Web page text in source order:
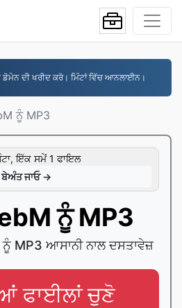
ਦੀ ਖਰੀਦ ਕਰੋ। ਮਿੰਟਾਂ ਵਿੱਚ ਆਨਲਾਈਨ।
ਨੂੰ MP3
ਇੱਕ ਸਮੇਂ 1 ਫਾਇਲ
ਬੇਅੰਤ ਜਾਓ →
ਨੂੰ MP3
MP3 ਆਸਾਨੀ ਨਾਲ ਦਸਤਾਵੇਜ਼
ਫਾਈਲਾਂ ਚੁਣੋ